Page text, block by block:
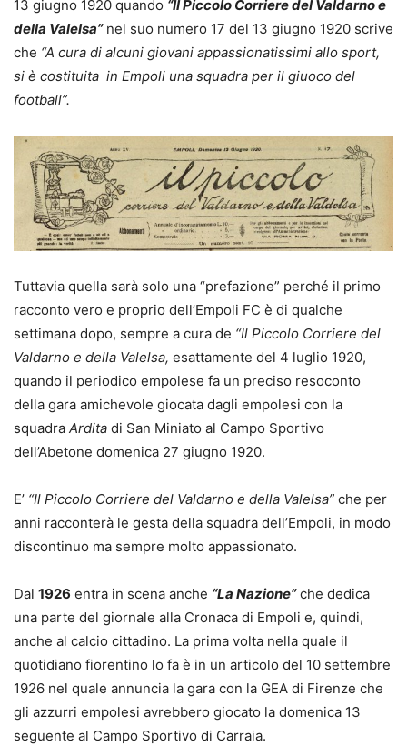
13 giugno 1920 quando “Il Piccolo Corriere del Valdarno e
della Valelsa”nel suo numero 17 del 13 giugno 1920 scrive
che “A cura di alcuni giovani appassionatissimi allo sport,
si è costituita in Empoli una squadra per il giuoco del
football”.
Tuttavia quella sarà solo una “prefazione” perché il primo
racconto vero e proprio dell’Empoli FC è di qualche
settimana dopo, sempre a cura de “Il Piccolo Corriere del
Valdarno e della Valelsa, esattamente del 4 luglio 1920,
quando il periodico empolese fa un preciso resoconto
della gara amichevole giocata dagli empolesi con la
squadra Ardita di San Miniato al Campo Sportivo
dell’Abetone domenica 27 giugno 1920.
E’ “Il Piccolo Corriere del Valdarno e della Valelsa” che per
anni racconterà le gesta della squadra dell’Empoli, in modo
discontinuo ma sempre molto appassionato.
Dal 1926 entra in scena anche “La Nazione”che dedica
una parte del giornale alla Cronaca di Empoli e, quindi,
anche al calcio cittadino. La prima volta nella quale il
quotidiano fiorentino lo fa è in un articolo del 10 settembre
1926 nel quale annuncia la gara con la GEA di Firenze che
gli azzurri empolesi avrebbero giocato la domenica 13
seguente al Campo Sportivo di Carraia.